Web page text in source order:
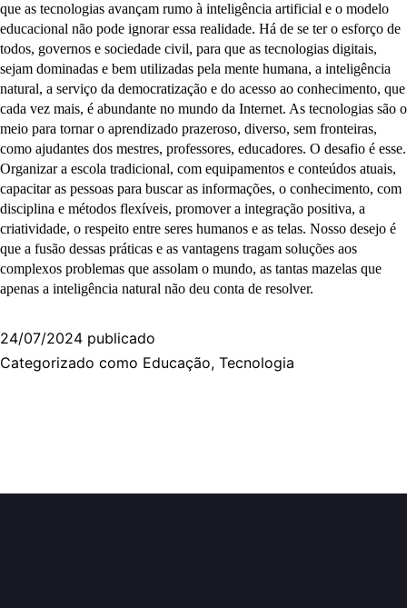
que as tecnologias avançam rumo à inteligência artificial e o modelo
educacional não pode ignorar essa realidade. Há de se ter o esforço de
todos, governos e sociedade civil, para que as tecnologias digitais,
sejam dominadas e bem utilizadas pela mente humana, a inteligência
natural, a serviço da democratização e do acesso ao conhecimento, que
cada vez mais, é abundante no mundo da Internet. As tecnologias são o
meio para tornar o aprendizado prazeroso, diverso, sem fronteiras,
como ajudantes dos mestres, professores, educadores. O desafio é esse.
Organizar a escola tradicional, com equipamentos e conteúdos atuais,
capacitar as pessoas para buscar as informações, o conhecimento, com
disciplina e métodos flexíveis, promover a integração positiva, a
criatividade, o respeito entre seres humanos e as telas. Nosso desejo é
que a fusão dessas práticas e as vantagens tragam soluções aos
complexos problemas que assolam o mundo, as tantas mazelas que
apenas a inteligência natural não deu conta de resolver.
24/07/2024 publicado
Categorizado como Educação, Tecnologia